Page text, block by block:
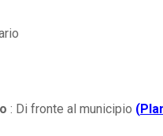
: Di fronte al municipio (